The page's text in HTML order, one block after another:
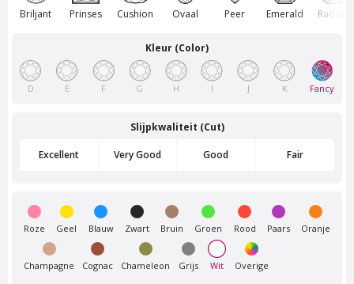
Frankendael
€ 500
excl. BTW
€ 500
Briljant Prinses Cushion Ovaal Peer Emerald Radiant
Kleur (Color)
D E F G H I J K Fancy
Slijpkwaliteit (Cut)
Excellent Very Good Good Fair
Roze Geel Blauw Zwart Bruin Groen Rood Paars Oranje
Champagne Cognac Chameleon Grijs Wit Overige